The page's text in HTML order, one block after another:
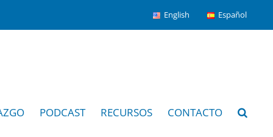
English Español
PODCAST RECURSOS CONTACTO